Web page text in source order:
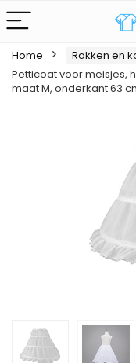
Home Rokken en
Petticoat voor meisjes,
maat M, onderkant 63